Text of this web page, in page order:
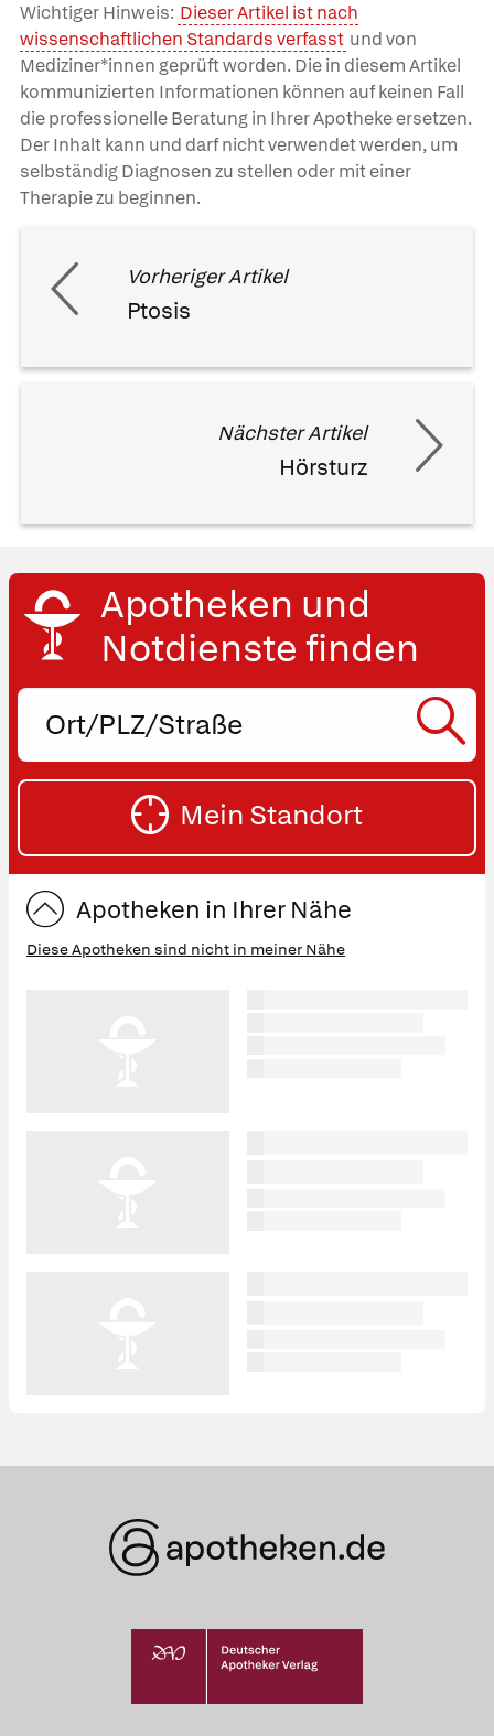
Wichtiger Hinweis: Dieser Artikel ist nach
wissenschaftlichen Standards verfasst und von
Mediziner*innen geprüft worden. Die in diesem Artikel
kommunizierten Informationen können auf keinen Fall
die professionelle Beratung in Ihrer Apotheke ersetzen.
Der Inhalt kann und darf nicht verwendet werden, um
selbständig Diagnosen zu stellen oder mit einer
Therapie zu beginnen.
Vorheriger Artikel
Ptosis
Nächster Artikel
Hörsturz
Apotheken und
Notdienste finden
Ort,
oder
Straße
Mein Standort
Apotheken in Ihrer Nähe
Diese Apotheken sind nicht in meiner Nähe